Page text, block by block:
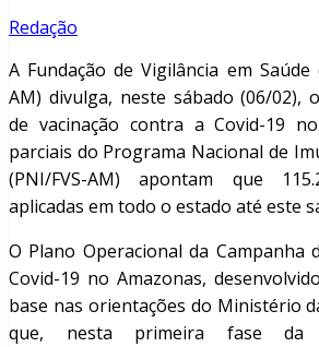
Redação
A Fundação de Vigilância em Saúde
AM) divulga, neste sábado (06/02),
de vacinação contra a Covid-19
parciais do Programa Nacional de
(PNI/FVS-AM) apontam que
aplicadas em todo o estado até este
O Plano Operacional da Campanha
Covid-19 no Amazonas,
base nas orientações do Ministério
que, nesta primeira fase da